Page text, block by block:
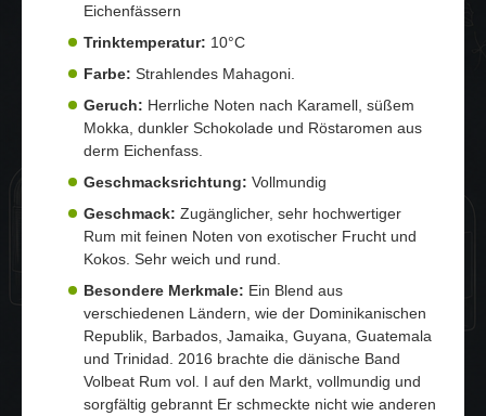
Eichenfässern
Trinktemperatur: 10°C
Farbe: Strahlendes Mahagoni.
Geruch: Herrliche Noten nach Karamell, süßem
Mokka, dunkler Schokolade und Röstaromen aus
derm Eichenfass.
Geschmacksrichtung: Vollmundig
Geschmack: Zugänglicher, sehr hochwertiger
Rum mit feinen Noten von exotischer Frucht und
Kokos. Sehr weich und rund.
Besondere Merkmale: Ein Blend aus
verschiedenen Ländern, wie der Dominikanischen
Republik, Barbados, Jamaika, Guyana, Guatemala
und Trinidad. 2016 brachte die dänische Band
Volbeat Rum vol. I auf den Markt, vollmundig und
sorgfältig gebrannt Er schmeckte nicht wie anderen